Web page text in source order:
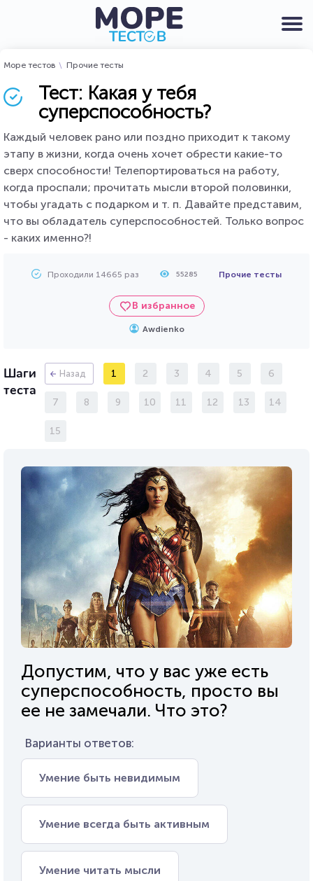
Море тестов Прочие тесты
Тест: Какая у тебя
суперспособность?
Каждый человек рано или поздно приходит к такому
этапу в жизни, когда очень хочет обрести какие-то
сверх способности! Телепортироваться на работу,
когда проспали; прочитать мысли второй половинки,
чтобы угадать с подарком и т. п. Давайте представим,
что вы обладатель суперспособностей. Только вопрос
- каких именно?!
Проходили 14665 раз 55285 Прочие тесты
В избранное
Awdienko
Шаги
теста
Назад 1 2 3 4 5 6
7 8 9 10 11 12 13 14
15
Допустим, что у вас уже есть
суперспособность, просто вы
ее не замечали. Что это?
Варианты ответов:
Умение быть невидимым
Умение всегда быть активным
Умение читать мысли